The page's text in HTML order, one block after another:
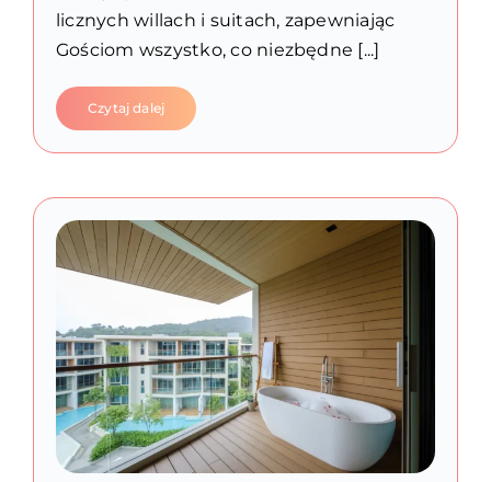
licznych willach i suitach, zapewniając
Gościom wszystko, co niezbędne [...]
Czytaj dalej